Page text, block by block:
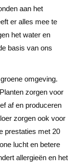
aan het
er alles mee te
het water en
basis van ons
omgeving.
zorgen voor
af en produceren
zorgen ook voor
prestaties met 20
lucht en betere
allergieën en het